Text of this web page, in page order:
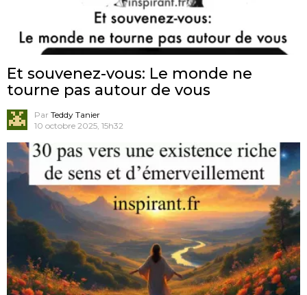
Et souvenez-vous: Le monde ne
tourne pas autour de vous
Par Teddy Tanier
10 octobre 2025, 15h32